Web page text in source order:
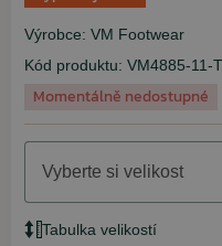
Výrobce: VM Footwear
Kód produktu: VM4885-11-
Momentálně nedostupné
Vyberte si velikost
Tabulka velikostí